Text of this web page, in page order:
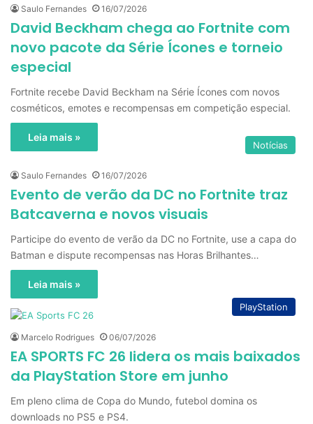
Saulo Fernandes 16/07/2026
David Beckham chega ao Fortnite com
novo pacote da Série Ícones e torneio
especial
Fortnite recebe David Beckham na Série Ícones com novos
cosméticos, emotes e recompensas em competição especial.
Leia mais »
Notícias
Saulo Fernandes 16/07/2026
Evento de verão da DC no Fortnite traz
Batcaverna e novos visuais
Participe do evento de verão da DC no Fortnite, use a capa do
Batman e dispute recompensas nas Horas Brilhantes…
Leia mais »
PlayStation
Marcelo Rodrigues 06/07/2026
EA SPORTS FC 26 lidera os mais baixados
da PlayStation Store em junho
Em pleno clima de Copa do Mundo, futebol domina os
downloads no PS5 e PS4.